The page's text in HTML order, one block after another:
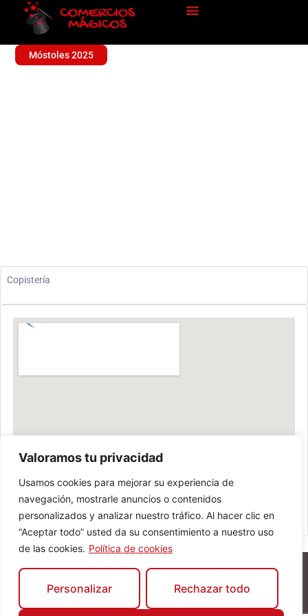
Valoramos tu privacidad
Usamos cookies para mejorar su experiencia de
navegación, mostrarle anuncios o contenidos
personalizados y analizar nuestro tráfico. Al hacer clic en
“Aceptar todo” usted da su consentimiento a nuestro uso
de las cookies. Política de cookies
Personalizar Rechazar todo
Móstoles 2025
Copistería